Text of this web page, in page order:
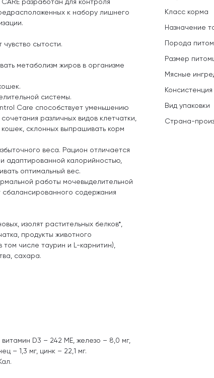
к набору лишнего
чувство сытости.
метаболизм жиров в организме
системы.
Care способствует уменьшению
различных видов клетчатки,
склонных выпрашивать корм
веса. Рацион отличается
адаптированной калорийностью,
оптимальный вес.
работы мочевыделительной
сбалансированного содержания
изолят растительных белков*,
продукты животного
числе таурин и L-карнитин),
сахара.
D3 – 242 МЕ, железо – 8,0 мг,
– 1,3 мг, цинк – 22,1 мг.
Класс корма
Назначение
Порода
Размер
Мясные
Консистенция
Вид упаковки
Страна-